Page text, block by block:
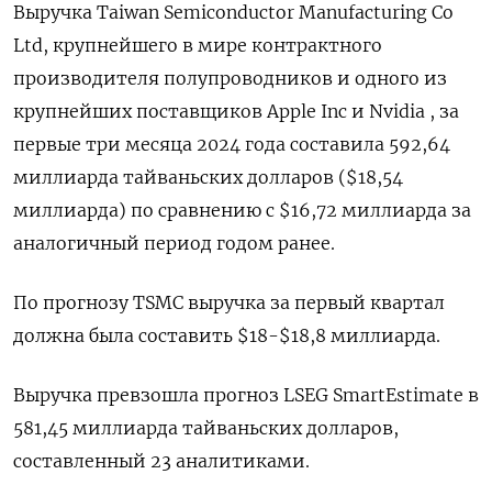
Выручка Taiwan Semiconductor Manufacturing Co
Ltd, крупнейшего в мире контрактного
производителя полупроводников и одного из
крупнейших поставщиков Apple Inc и Nvidia , за
первые три месяца 2024 года составила 592,64
миллиарда тайваньских долларов ($18,54
миллиарда) по сравнению с $16,72 миллиарда за
аналогичный период годом ранее.
По прогнозу TSMC выручка за первый квартал
должна была составить $18-$18,8 миллиарда.
Выручка превзошла прогноз LSEG SmartEstimate в
581,45 миллиарда тайваньских долларов,
составленный 23 аналитиками.